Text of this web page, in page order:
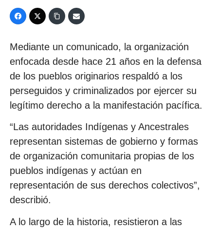
Mediante un comunicado, la organización
enfocada desde hace 21 años en la defensa
de los pueblos originarios respaldó a los
perseguidos y criminalizados por ejercer su
legítimo derecho a la manifestación pacífica.
“Las autoridades Indígenas y Ancestrales
representan sistemas de gobierno y formas
de organización comunitaria propias de los
pueblos indígenas y actúan en
representación de sus derechos colectivos”,
describió.
A lo largo de la historia, resistieron a las